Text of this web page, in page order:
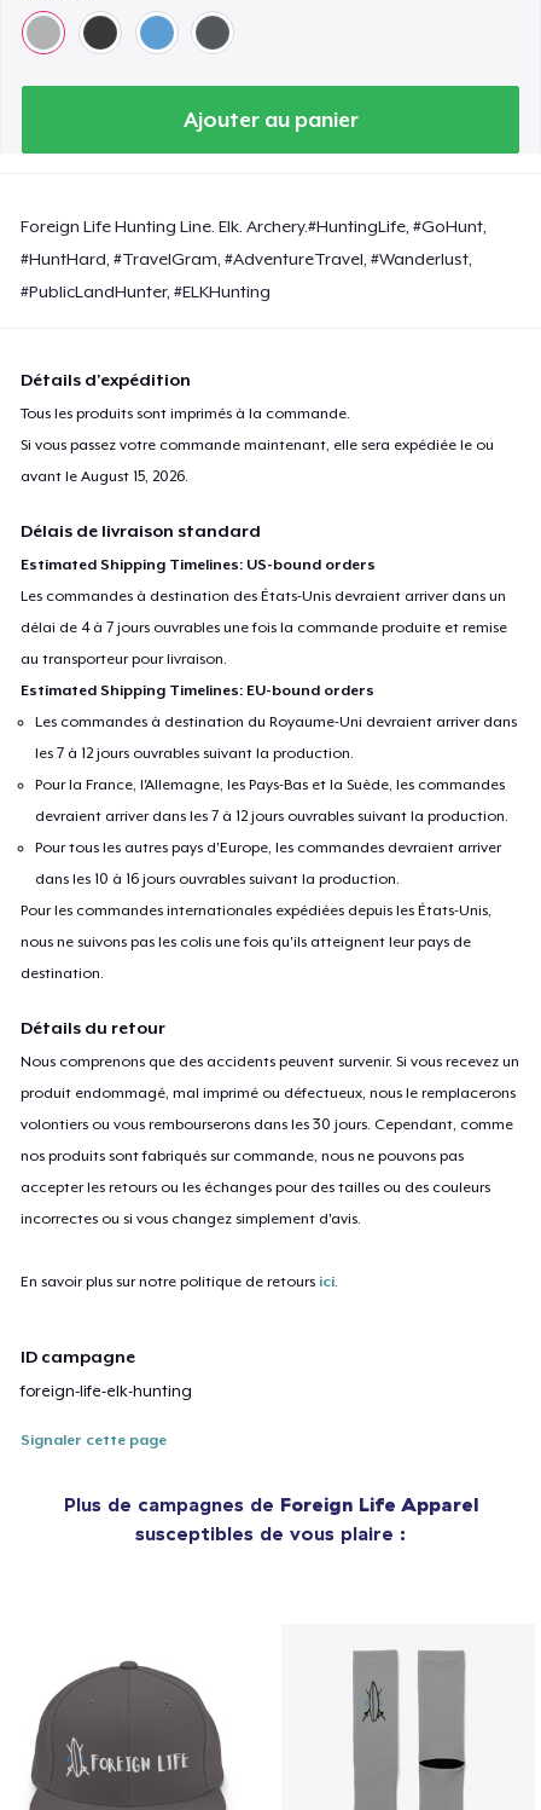
Ajouter au panier
Foreign Life Hunting Line. Elk. Archery.#HuntingLife, #GoHunt,
#HuntHard, #TravelGram, #AdventureTravel, #Wanderlust,
#PublicLandHunter, #ELKHunting
Détails d'expédition
Tous les produits sont imprimés à la commande.
Si vous passez votre commande maintenant, elle sera expédiée le ou
avant leAugust 15, 2026.
Délais de livraison standard
Estimated Shipping Timelines: US-bound orders
Les commandes à destination des États-Unis devraient arriver dans un
délai de 4 à 7 jours ouvrables une fois la commande produite et remise
au transporteur pour livraison.
Estimated Shipping Timelines: EU-bound orders
Les commandes à destination du Royaume-Uni devraient arriver dans
les 7 à 12 jours ouvrables suivant la production.
Pour la France, l'Allemagne, les Pays-Bas et la Suède, les commandes
devraient arriver dans les 7 à 12 jours ouvrables suivant la production.
Pour tous les autres pays d'Europe, les commandes devraient arriver
dans les 10 à 16 jours ouvrables suivant la production.
Pour les commandes internationales expédiées depuis les États-Unis,
nous ne suivons pas les colis une fois qu'ils atteignent leur pays de
destination.
Détails du retour
Nous comprenons que des accidents peuvent survenir. Si vous recevez un
produit endommagé, mal imprimé ou défectueux, nous le remplacerons
volontiers ou vous rembourserons dans les 30 jours. Cependant, comme
nos produits sont fabriqués sur commande, nous ne pouvons pas
accepter les retours ou les échanges pour des tailles ou des couleurs
incorrectes ou si vous changez simplement d'avis.
En savoir plus sur notre politique de retours ici.
ID campagne
foreign-life-elk-hunting
Signaler cette page
Plus de campagnes de Foreign Life Apparel
susceptibles de vous plaire :